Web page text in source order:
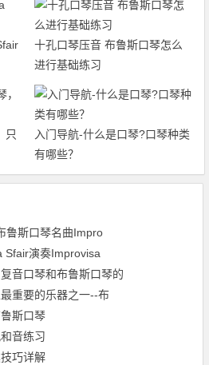
十孔口琴压音 布鲁斯口琴怎么
进行基础练习
只
入门导航-什么是口琴?口琴种类
有哪些？
鲁斯口琴名曲Impro
Sfair演奏Improvisa
音口琴和布鲁斯口琴的
重要的乐器之一--布
斯口琴
音练习
巧详解